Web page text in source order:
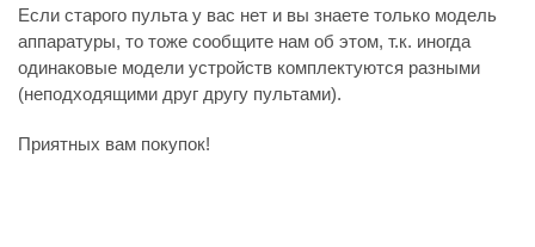
Если старого пульта у вас нет и вы знаете только модель
аппаратуры, то тоже сообщите нам об этом, т.к. иногда
одинаковые модели устройств комплектуются разными
(неподходящими друг другу пультами).
Приятных вам покупок!